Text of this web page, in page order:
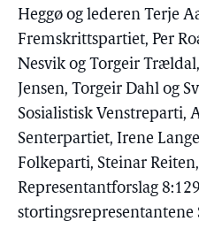
Heggø og lederen Terje
Fremskrittspartiet, Per
Nesvik og Torgeir
Jensen, Torgeir Dahl og
Sosialistisk Venstreparti,
Senterpartiet, Irene
Folkeparti, Steinar
Representantforslag
stortingsrepresentantene